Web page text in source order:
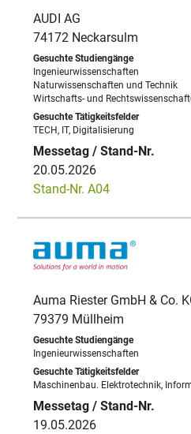
AUDI AG
74172 Neckarsulm
Ingenieurwissenschaften
Naturwissenschaften und Technik
Wirtschafts- und
TECH, IT, Digitalisierung
20.05.2026
Stand-Nr. A04
Auma Riester GmbH & Co.
79379 Müllheim
Ingenieurwissenschaften
Maschinenbau. Elektrotechnik,
19.05.2026